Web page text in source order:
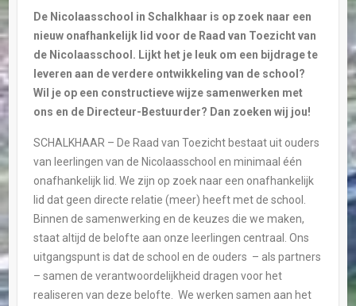
De Nicolaasschool in Schalkhaar is op zoek naar een
nieuw onafhankelijk lid voor de Raad van Toezicht van
de Nicolaasschool. Lijkt het je leuk om een bijdrage te
leveren aan de verdere ontwikkeling van de school?
Wil je op een constructieve wijze samenwerken met
ons en de Directeur-Bestuurder? Dan zoeken wij jou!
SCHALKHAAR – De Raad van Toezicht bestaat uit ouders
van leerlingen van de Nicolaasschool en minimaal één
onafhankelijk lid. We zijn op zoek naar een onafhankelijk
lid dat geen directe relatie (meer) heeft met de school.
Binnen de samenwerking en de keuzes die we maken,
staat altijd de belofte aan onze leerlingen centraal. Ons
uitgangspunt is dat de school en de ouders – als partners
– samen de verantwoordelijkheid dragen voor het
realiseren van deze belofte. We werken samen aan het